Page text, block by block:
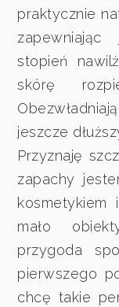
praktycznie
stopień
skórę
jeszcze
Przyznaję
zapachy
mało
przygoda
pierwszego
chcę takie